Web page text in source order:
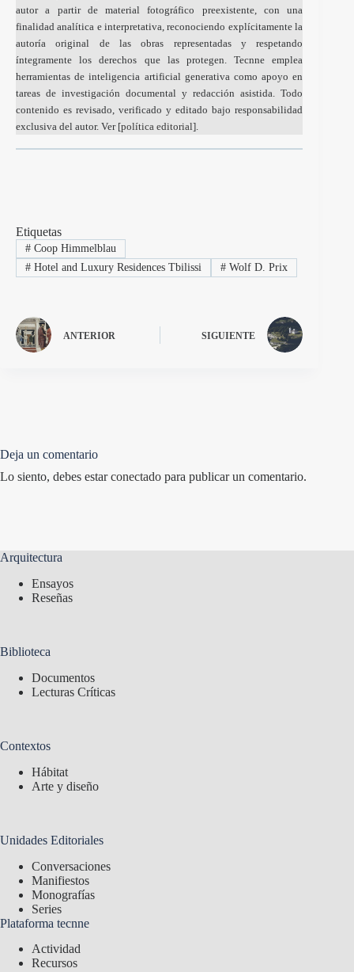
autor a partir de material fotográfico preexistente, con una
finalidad analítica e interpretativa, reconociendo explícitamente la
autoría original de las obras representadas y respetando
íntegramente los derechos que las protegen. Tecnne emplea
herramientas de inteligencia artificial generativa como apoyo en
tareas de investigación documental y redacción asistida. Todo
contenido es revisado, verificado y editado bajo responsabilidad
exclusiva del autor. Ver [política editorial].
Etiquetas
#Coop Himmelblau
#Hotel and Luxury Residences Tbilissi #Wolf D. Prix
ANTERIOR SIGUIENTE
Deja un comentario
Lo siento, debes estarconectado para publicar un comentario.
Arquitectura
Ensayos
Reseñas
Biblioteca
Documentos
Lecturas Críticas
Contextos
Hábitat
Arte y diseño
Unidades Editoriales
Conversaciones
Manifiestos
Monografías
Series
Plataforma tecnne
Actividad
Recursos